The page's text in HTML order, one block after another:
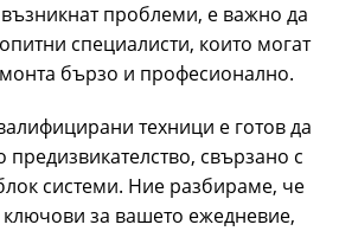
възникнат проблеми, е важно да
специалисти, които могат
бързо и професионално.
техници е готов да
предизвикателство, свързано с
системи. Ние разбираме, че
ключови за вашето ежедневие,